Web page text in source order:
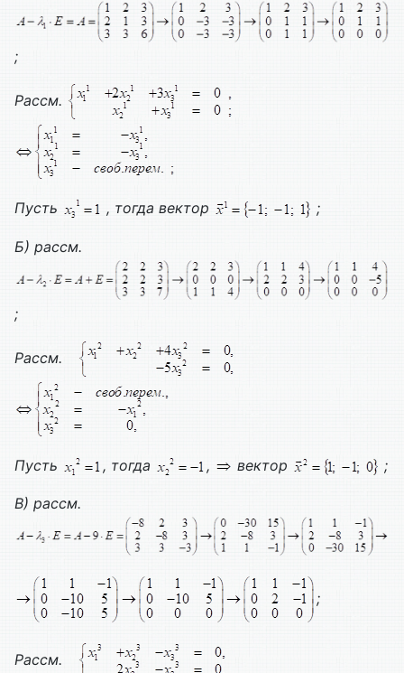
;
Рассм.
Пусть , тогда вектор ;
Б) рассм.
;
Рассм.
Пусть , тогда , вектор ;
В) рассм.
;
Рассм.